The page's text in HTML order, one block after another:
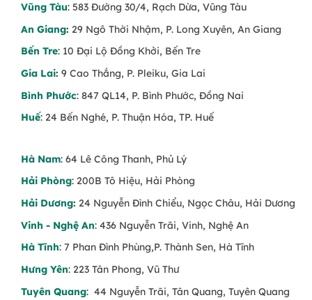
Vũng Tàu: 583 Đường 30/4, Rạch Dừa, Vũng Tàu
An Giang: 29 Ngô Thời Nhậm, P. Long Xuyên, An Giang
Bến Tre: 10 Đại Lộ Đồng Khởi, Bến Tre
Gia Lai: 9 Cao Thắng, P. Pleiku, Gia Lai
Bình Phước: 847 QL14, P. Bình Phước, Đồng Nai
Huế: 24 Bến Nghé, P. Thuận Hóa, TP. Huế
Hà Nam: 64 Lê Công Thanh, Phủ Lý
Hải Phòng: 200B Tô Hiệu, Hải Phòng
Hải Dương: 24 Nguyễn Đình Chiểu, Ngọc Châu, Hải Dương
Vinh - Nghệ An: 436 Nguyễn Trãi, Vinh, Nghệ An
Hà Tĩnh: 7 Phan Đình Phùng,P. Thành Sen, Hà Tĩnh
Hưng Yên: 223 Tân Phong, Vũ Thư
Tuyên Quang: 44 Nguyễn Trãi, Tân Quang, Tuyên Quang